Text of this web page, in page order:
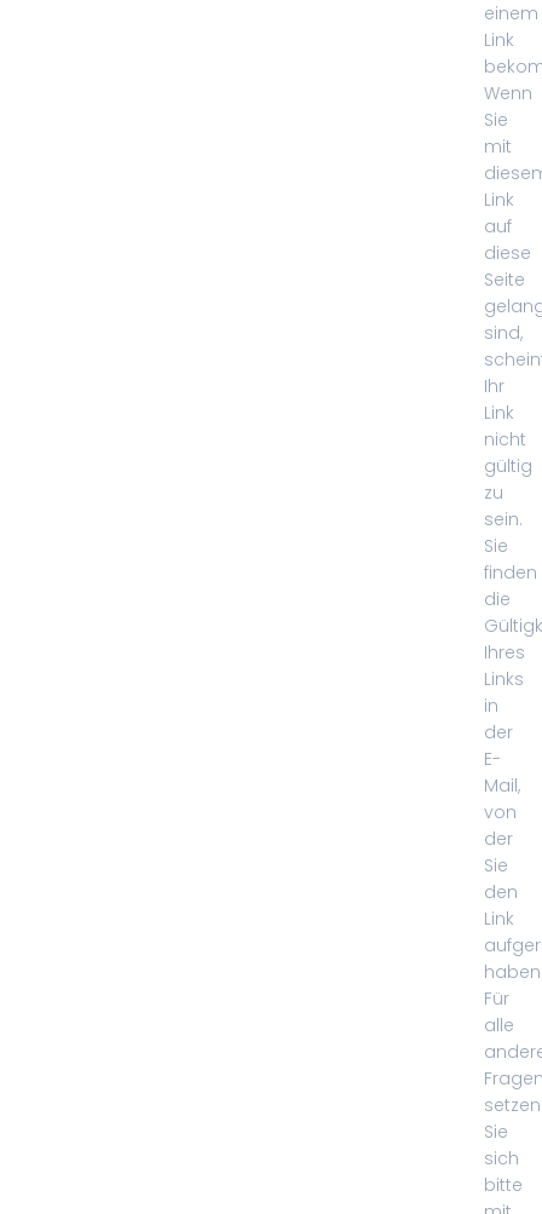
einem
Link
Wenn
Sie
mit
Link
auf
diese
Seite
sind,
Ihr
Link
nicht
gültig
zu
sein.
Sie
finden
die
Ihres
Links
in
der
E-
Mail,
von
der
Sie
den
Link
Für
alle
setzen
Sie
sich
bitte